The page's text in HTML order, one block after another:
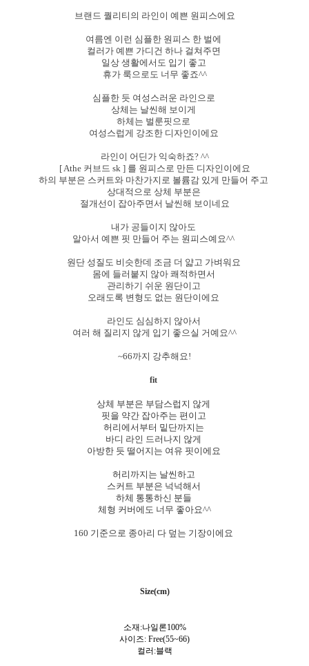
브랜드 퀄리티의 라인이 예쁜 원피스에요
여름엔 이런 심플한 원피스 한 벌에
컬러가 예쁜 가디건 하나 걸쳐주면
일상 생활에서도 입기 좋고
휴가 룩으로도 너무 좋죠^^
심플한 듯 여성스러운 라인으로
상체는 날씬해 보이게
하체는 벌룬핏으로
여성스럽게 강조한 디자인이에요
라인이 어딘가 익숙하죠? ^^
[ Athe 커브드 sk ] 를 원피스로 만든 디자인이에요
하의 부분은 스커트와 마찬가지로 볼륨감 있게 만들어 주고
상대적으로 상체 부분은
절개선이 잡아주면서 날씬해 보이네요
내가 공들이지 않아도
알아서 예쁜 핏 만들어 주는 원피스예요^^
원단 성질도 비슷한데 조금 더 얇고 가벼워요
몸에 들러붙지 않아 쾌적하면서
관리하기 쉬운 원단이고
오래도록 변형도 없는 원단이에요
라인도 심심하지 않아서
여러 해 질리지 않게 입기 좋으실 거예요^^
~66까지 강추해요!
fit
상체 부분은 부담스럽지 않게
핏을 약간 잡아주는 편이고
허리에서부터 밑단까지는
바디 라인 드러나지 않게
아방한 듯 떨어지는 여유 핏이에요
허리까지는 날씬하고
스커트 부분은 넉넉해서
하체 통통하신 분들
체형 커버에도 너무 좋아요^^
160 기준으로 종아리 다 덮는 기장이에요
Size(cm)
소재:나일론100%
사이즈: Free(55~66)
컬러:블랙